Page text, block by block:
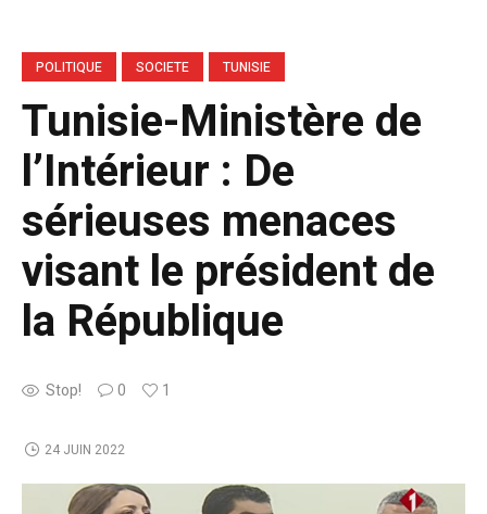
POLITIQUE SOCIETE TUNISIE
Tunisie-Ministère de
l’Intérieur : De
sérieuses menaces
visant le président de
la République
Stop! 0 1
24 JUIN 2022